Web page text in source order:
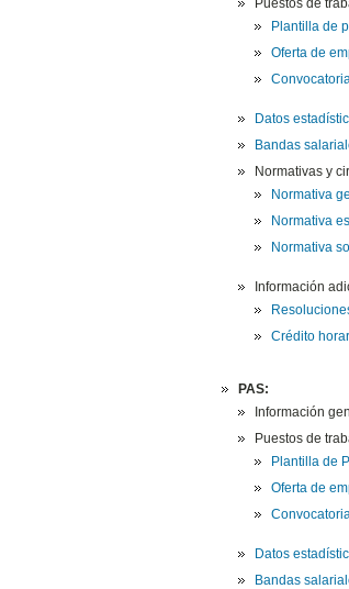
Puestos de
Plantilla de
Oferta de
Datos
Bandas
Normativas y
Normativa
Normativa
Normativa
Información
Crédito
PAS:
Información
Puestos de
Plantilla de
Oferta de
Datos
Bandas